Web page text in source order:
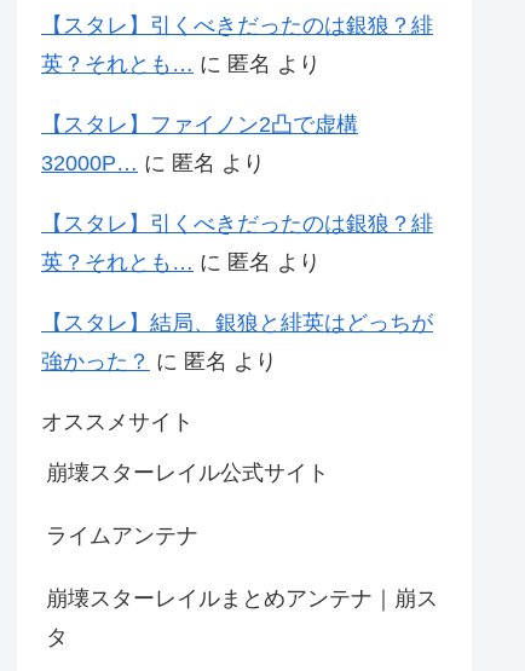
【スタレ】引くべきだったのは銀狼？緋
英？それとも… に 匿名 より
【スタレ】ファイノン2凸で虚構
32000P… に 匿名 より
【スタレ】引くべきだったのは銀狼？緋
英？それとも… に 匿名 より
【スタレ】結局、銀狼と緋英はどっちが
強かった？ に 匿名 より
オススメサイト
崩壊スターレイル公式サイト
ライムアンテナ
崩壊スターレイルまとめアンテナ｜崩ス
タ